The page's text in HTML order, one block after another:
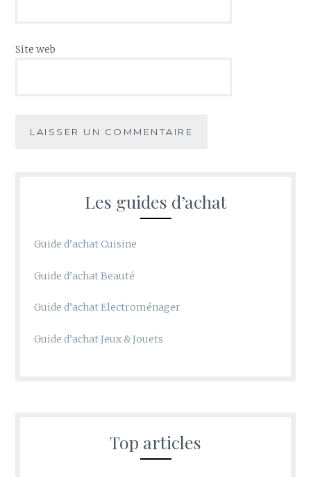
Site web
Les guides d’achat
Guide d’achat Cuisine
Guide d’achat Beauté
Guide d’achat Electroménager
Guide d’achat Jeux & Jouets
Top articles